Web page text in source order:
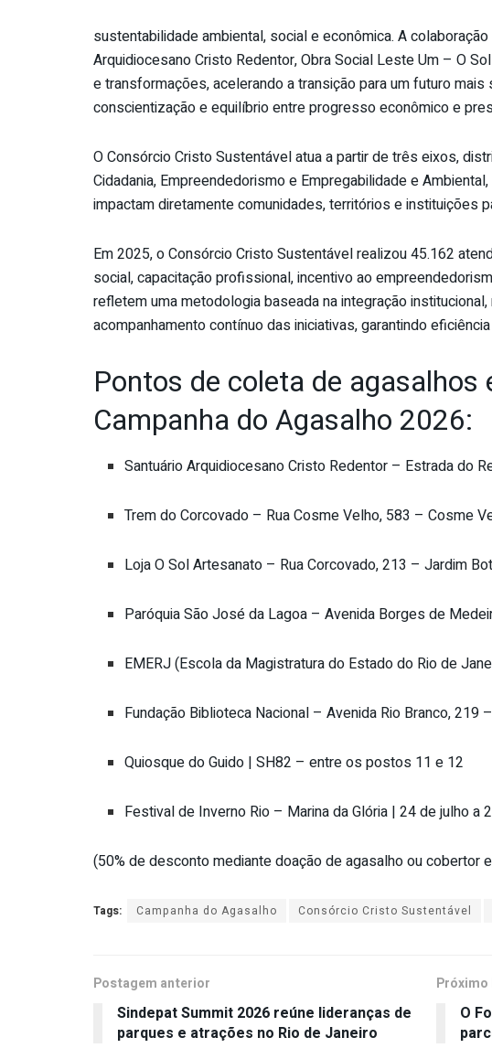
sustentabilidade ambiental, social e econômica. A
Arquidiocesano Cristo Redentor, Obra Social Leste Um – O
e transformações, acelerando a transição para um futuro
conscientização e equilíbrio entre progresso econômico e
O Consórcio Cristo Sustentável atua a partir de três eixos,
Cidadania, Empreendedorismo e Empregabilidade e
impactam diretamente comunidades, territórios e instituições
Em 2025, o Consórcio Cristo Sustentável realizou 45.162
social, capacitação profissional, incentivo ao
refletem uma metodologia baseada na integração
acompanhamento contínuo das iniciativas, garantindo
Pontos de coleta de
Campanha doAgasalho 2026:
Santuário Arquidiocesano Cristo Redentor – Estrada do
Trem do Corcovado – Rua Cosme Velho, 583 – Cosme
Loja O Sol Artesanato – Rua Corcovado, 213 – Jardim
Paróquia São José da Lagoa – Avenida Borges de
EMERJ (Escola da Magistratura do Estado do Rio de
Fundação Biblioteca Nacional – Avenida Rio Branco, 219
Quiosque do Guido | SH82 – entre os postos 11 e 12
Festival de Inverno Rio – Marina da Glória | 24 de julho a
(50% de desconto mediante doação deagasalhoou cobertor
Tags: Campanha do Agasalho Consórcio Cristo Sustentável
Postagem anterior
Sindepat Summit 2026 reúne lideranças de
parques e atrações no Rio de Janeiro
O